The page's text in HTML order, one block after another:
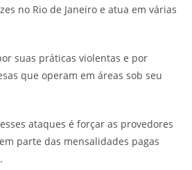
no Rio de Janeiro e atua em várias
suas práticas violentas e por
que operam em áreas sob seu
ataques é forçar as provedores
parte das mensalidades pagas